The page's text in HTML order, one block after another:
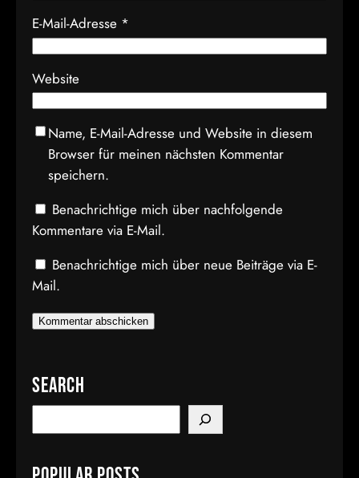
E-Mail-Adresse *
Website
Name, E-Mail-Adresse und Website in diesem
Browser für meinen nächsten Kommentar
speichern.
Benachrichtige mich über nachfolgende
Kommentare via E-Mail.
Benachrichtige mich über neue Beiträge via E-
Mail.
Search
e